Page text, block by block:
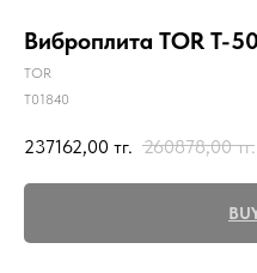
Виброплита TOR T-
TOR
T01840
237162,00 тг. 260878,00 тг.